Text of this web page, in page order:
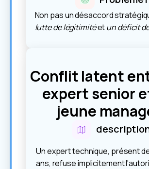
Non pas un désaccord
lutte de légitimitéetun déficit
Conflit latent
expert senior
jeune
Un expert technique, présent
ans, refuse implicitement